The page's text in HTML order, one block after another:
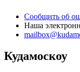
Сообщить об
Наша
Кудамоскоу